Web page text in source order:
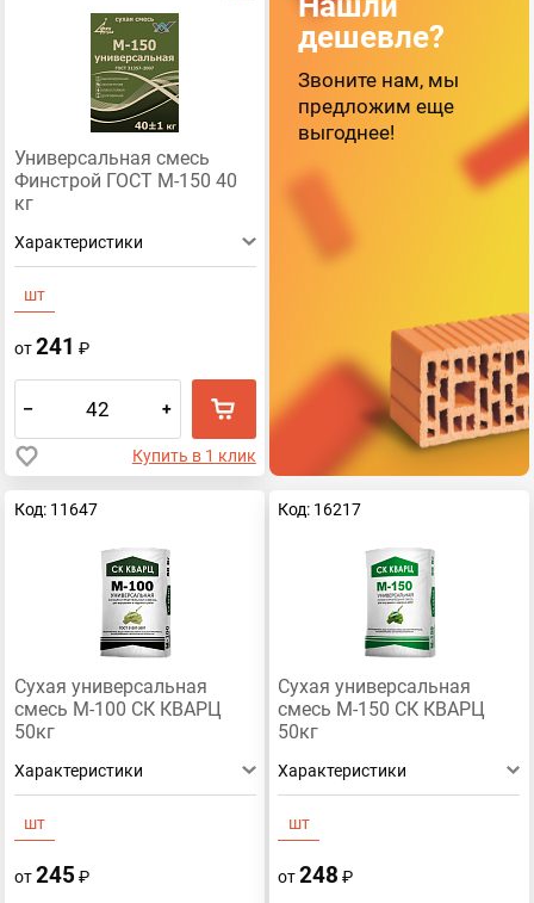
Универсальная смесь
Финстрой ГОСТ М-150 40
кг
Характеристики
шт
от241 ₽
– +
Купить в 1 клик
дешевле?
Звоните нам, мы
предложим еще
выгоднее!
Код: 11647
Сухая универсальная
смесь М-100 СК КВАРЦ
50кг
Характеристики
шт
от245 ₽
Код: 16217
Сухая универсальная
смесь М-150 СК КВАРЦ
50кг
Характеристики
шт
от248 ₽